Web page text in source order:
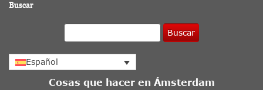
Buscar
Buscar
Español
Cosas que hacer en Ámsterdam